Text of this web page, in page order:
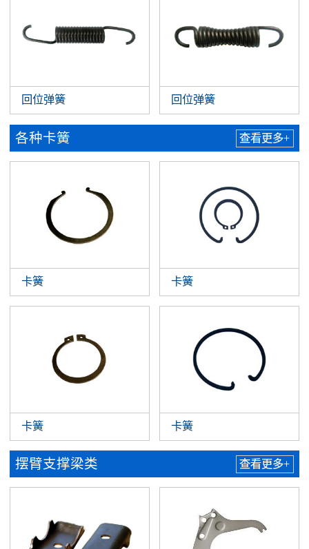
回位弹簧 回位弹簧
各种卡簧 查看更多+
卡簧 卡簧
卡簧 卡簧
摆臂支撑梁类 查看更多+